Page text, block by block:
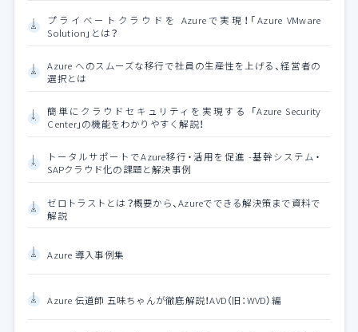
プライベートクラウドを Azureで実現！「Azure VMware
Solution」とは？
Azure へのスムーズな移行で社員の生産性を上げる、経営者の
選択とは
簡単にクラウドセキュリティを実現する 「Azure Security
Center」の機能をわかりやすく解説！
トータルサポートでAzure移行・活用を促進 -基幹システム・
SAPクラウド化の課題と解決事例
ゼロトラストとは？概要から、Azureでできる解決策まで資料で
解説
Azure 導入事例集
Azure 伝道師 五味ちゃんが徹底解説！AVD（旧：WVD）編